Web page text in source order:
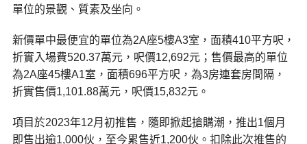
單位的景觀、質素及坐向。
新價單中最便宜的單位為2A座5樓A3室，面積410平方呎，
折實入場費520.37萬元，呎價12,692元；售價最高的單位
為2A座45樓A1室，面積696平方呎，為3房連套房間隔，
折實售價1,101.88萬元，呎價15,832元。
項目於2023年12月初推售，隨即掀起搶購潮，推出1個月
即售出逾1,000伙，至今累售近1,200伙。扣除此次推售的